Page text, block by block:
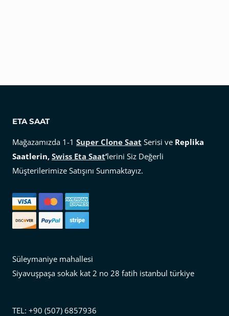
ETA SAAT
Mağazamızda 1-1 Super Clone Saat Serisi ve Replika
Saatlerin, Swiss Eta Saat‘lerini Siz Değerli
Müşterilerimize Satışını Sunmaktayız.
Süleymaniye mahallesi
Siyavuşpaşa sokak kat 2 no 28 fatih istanbul türkiye
TEL: +90 (507) 6857936